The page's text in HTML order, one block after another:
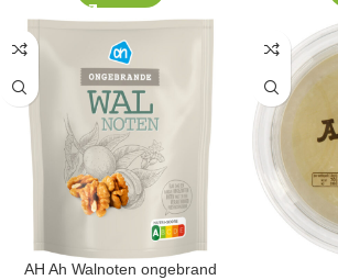
AH Ah Walnoten ongebrand